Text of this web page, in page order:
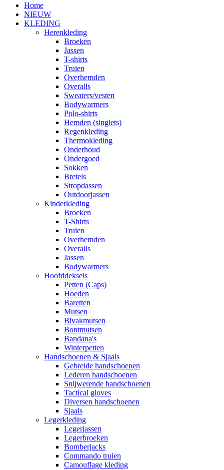
Home
NIEUW
KLEDING
Herenkleding
Broeken
Jassen
T-shirts
Truien
Overhemden
Overalls
Sweaters/vesten
Bodywarmers
Polo-shirts
Hemden (singlets)
Regenkleding
Thermokleding
Onderhoud
Ondergoed
Sokken
Bretels
Stropdassen
Outdoorjassen
Kinderkleding
Broeken
T-Shirts
Truien
Overhemden
Overalls
Jassen
Bodywarmers
Hoofddeksels
Petten (Caps)
Hoeden
Baretten
Mutsen
Bivakmutsen
Bontmutsen
Bandana's
Winterpetten
Handschoenen & Sjaals
Gebreide handschoenen
Lederen handschoenen
Snijwerende handschoenen
Tactical gloves
Diversen handschoenen
Sjaals
Legerkleding
Legerjassen
Legerbroeken
Bomberjacks
Commando truien
Camouflage kleding